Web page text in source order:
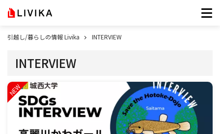
引越し/暮らしの情報 Livika INTERVIEW
INTERVIEW